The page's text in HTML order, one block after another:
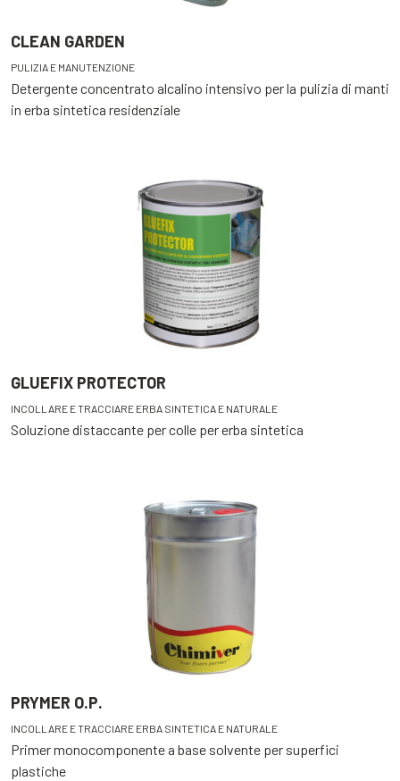
CLEAN GARDEN
PULIZIA E MANUTENZIONE
Detergente concentrato alcalino intensivo per la pulizia di manti
in erba sintetica residenziale
GLUEFIX PROTECTOR
INCOLLARE E TRACCIARE ERBA SINTETICA E NATURALE
Soluzione distaccante per colle per erba sintetica
PRYMER O.P.
INCOLLARE E TRACCIARE ERBA SINTETICA E NATURALE
Primer monocomponente a base solvente per superfici
plastiche